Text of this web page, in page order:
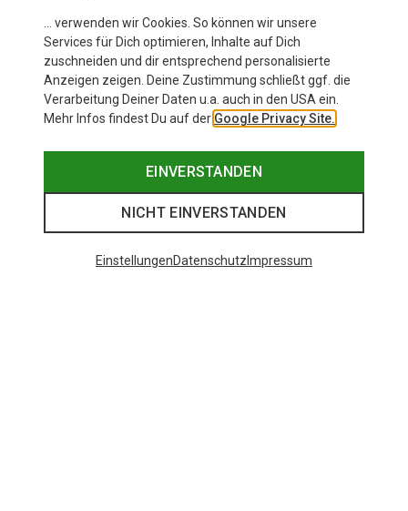
… verwenden wir Cookies. So können wir unsere
Services für Dich optimieren, Inhalte auf Dich
zuschneiden und dir entsprechend personalisierte
Anzeigen zeigen. Deine Zustimmung schließt ggf. die
Verarbeitung Deiner Daten u.a. auch in den USA ein.
Mehr Infos findest Du auf der Google Privacy Site.
EINVERSTANDEN
NICHT EINVERSTANDEN
EinstellungenDatenschutz Impressum